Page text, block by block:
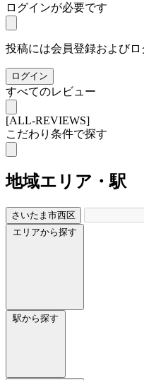
ログインが必要です
投稿には会員登録および
ログイン
すべてのレビュー
[ALL-REVIEWS]
こだわり条件で探す
地域エリア・駅
さいたま市西区
エリアから探す
駅から探す